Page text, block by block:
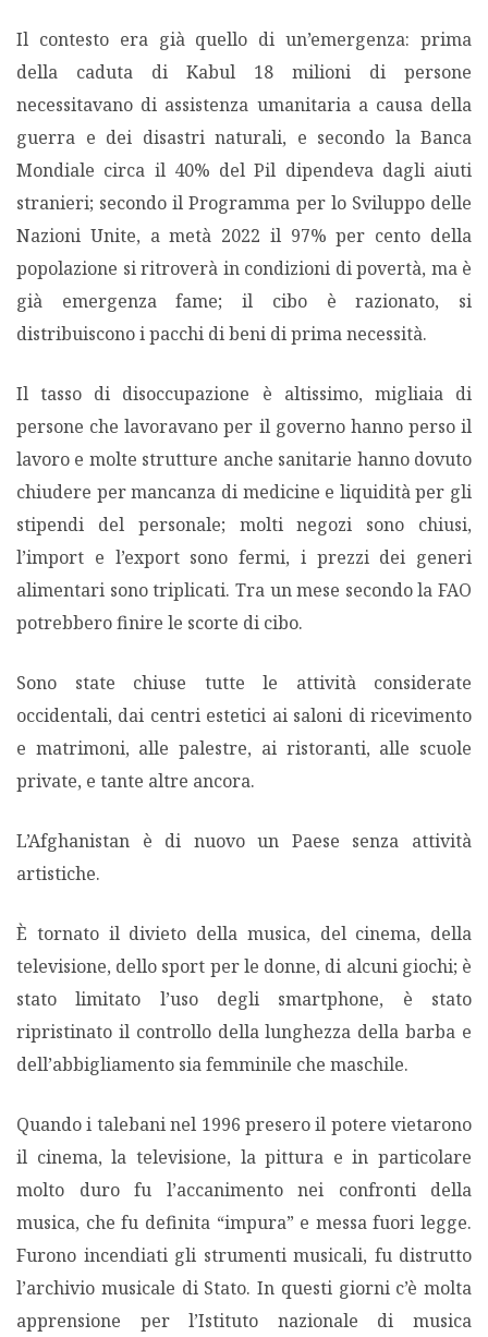
Il contesto era già quello di un’emergenza: prima
della caduta di Kabul 18 milioni di persone
necessitavano di assistenza umanitaria a causa della
guerra e dei disastri naturali, e secondo la Banca
Mondiale circa il 40% del Pil dipendeva dagli aiuti
stranieri; secondo il Programma per lo Sviluppo delle
Nazioni Unite, a metà 2022 il 97% per cento della
popolazione si ritroverà in condizioni di povertà, ma è
già emergenza fame; il cibo è razionato, si
distribuiscono i pacchi di beni di prima necessità.
Il tasso di disoccupazione è altissimo, migliaia di
persone che lavoravano per il governo hanno perso il
lavoro e molte strutture anche sanitarie hanno dovuto
chiudere per mancanza di medicine e liquidità per gli
stipendi del personale; molti negozi sono chiusi,
l’import e l’export sono fermi, i prezzi dei generi
alimentari sono triplicati. Tra un mese secondo la FAO
potrebbero finire le scorte di cibo.
Sono state chiuse tutte le attività considerate
occidentali, dai centri estetici ai saloni di ricevimento
e matrimoni, alle palestre, ai ristoranti, alle scuole
private, e tante altre ancora.
L’Afghanistan è di nuovo un Paese senza attività
artistiche.
È tornato il divieto della musica, del cinema, della
televisione, dello sport per le donne, di alcuni giochi; è
stato limitato l’uso degli smartphone, è stato
ripristinato il controllo della lunghezza della barba e
dell’abbigliamento sia femminile che maschile.
Quando i talebani nel 1996 presero il potere vietarono
il cinema, la televisione, la pittura e in particolare
molto duro fu l’accanimento nei confronti della
musica, che fu definita “impura” e messa fuori legge.
Furono incendiati gli strumenti musicali, fu distrutto
l’archivio musicale di Stato. In questi giorni c’è molta
apprensione per l’Istituto nazionale di musica